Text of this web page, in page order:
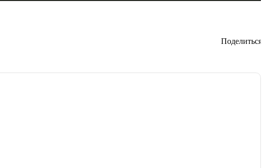
Поделиться: